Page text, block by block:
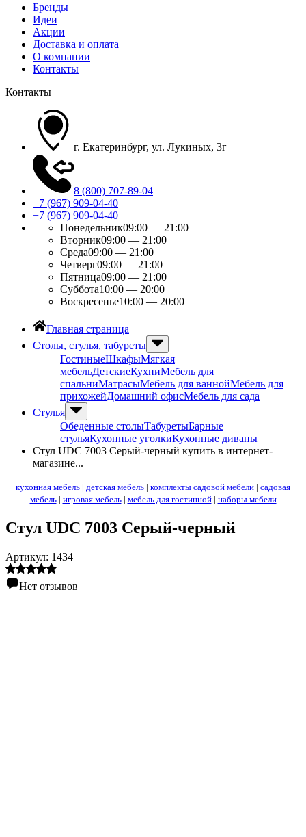
Бренды
Идеи
Акции
Доставка и оплата
О компании
Контакты
Контакты
г. Екатеринбург, ул. Лукиных, 3г
8 (800) 707-89-04
+7 (967) 909-04-40
+7 (967) 909-04-40
Понедельник09:00 — 21:00
Вторник09:00 — 21:00
Среда09:00 — 21:00
Четверг09:00 — 21:00
Пятница09:00 — 21:00
Суббота10:00 — 20:00
Воскресенье10:00 — 20:00
Главная страница
Столы, стулья, табуреты
ГостиныеШкафыМягкая
мебельДетскиеКухниМебель для
спальниМатрасыМебель для ваннойМебель для
прихожейДомашний офисМебель для сада
Стулья
Обеденные столыТабуретыБарные
стульяКухонные уголкиКухонные диваны
Стул UDC 7003 Серый-черный купить в интернет-
магазине...
кухонная мебель | детская мебель | комплекты садовой мебели | садовая
мебель| игровая мебель| мебель для гостинной| наборы мебели
Стул UDC 7003 Серый-черный
Артикул: 1434
Нет отзывов